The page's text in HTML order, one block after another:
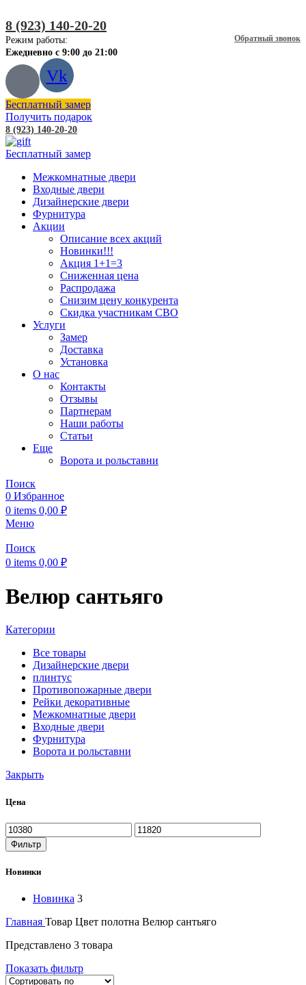
8 (923) 140-20-20
Обратный звонок
Режим работы:
Ежедневно с 9:00 до 21:00
Vk
Бесплатный замер
Получить подарок
8 (923) 140-20-20
Бесплатный замер
Межкомнатные двери
Входные двери
Дизайнерские двери
Фурнитура
Акции
Описание всех акций
Новинки!!!
Акция 1+1=3
Сниженная цена
Распродажа
Снизим цену конкурента
Скидка участникам СВО
Услуги
Замер
Доставка
Установка
О нас
Контакты
Отзывы
Партнерам
Наши работы
Статьи
Еще
Ворота и рольставни
Поиск
0 Избранное
0 items 0,00 ₽
Меню
Поиск
0 items 0,00 ₽
Велюр сантьяго
Категории
Все товары
Дизайнерские двери
плинтус
Противопожарные двери
Рейки декоративные
Межкомнатные двери
Входные двери
Фурнитура
Ворота и рольставни
Закрыть
Цена
Минимальная
цена
Максимальная
цена
Фильтр
Новинки
Новинка 3
Главная Товар Цвет полотна Велюр сантьяго
Представлено 3 товара
Показать фильтр